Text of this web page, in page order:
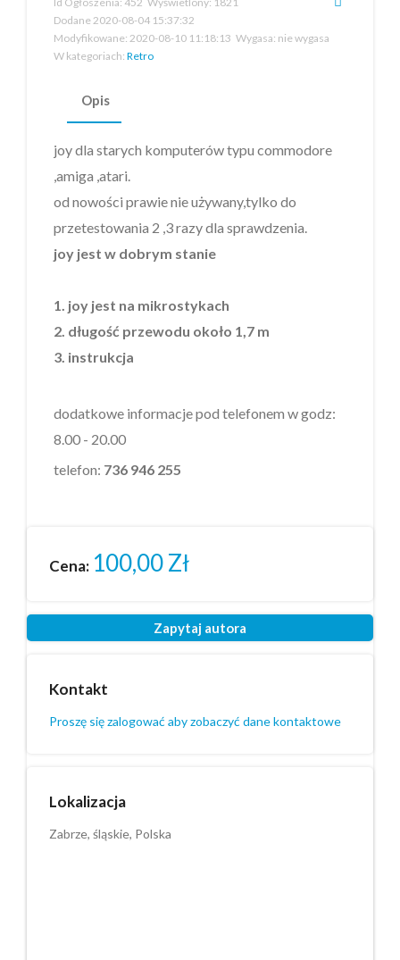
Dodane 2020-08-04 15:37:32
Modyfikowane: 2020-08-10 11:18:13 Wygasa: nie wygasa
W kategoriach: Retro
Opis
joy dla starych komputerów typu commodore
,amiga ,atari.
od nowości prawie nie używany,tylko do
przetestowania 2 ,3 razy dla sprawdzenia.
joy jest w dobrym stanie
1. joy jest na mikrostykach
2. długość przewodu około 1,7 m
3. instrukcja
dodatkowe informacje pod telefonem w godz:
8.00 - 20.00
telefon: 736 946 255
Cena: 100,00Zł
Zapytaj autora
Kontakt
Proszę się zalogować aby zobaczyć dane kontaktowe
Lokalizacja
Zabrze, śląskie, Polska